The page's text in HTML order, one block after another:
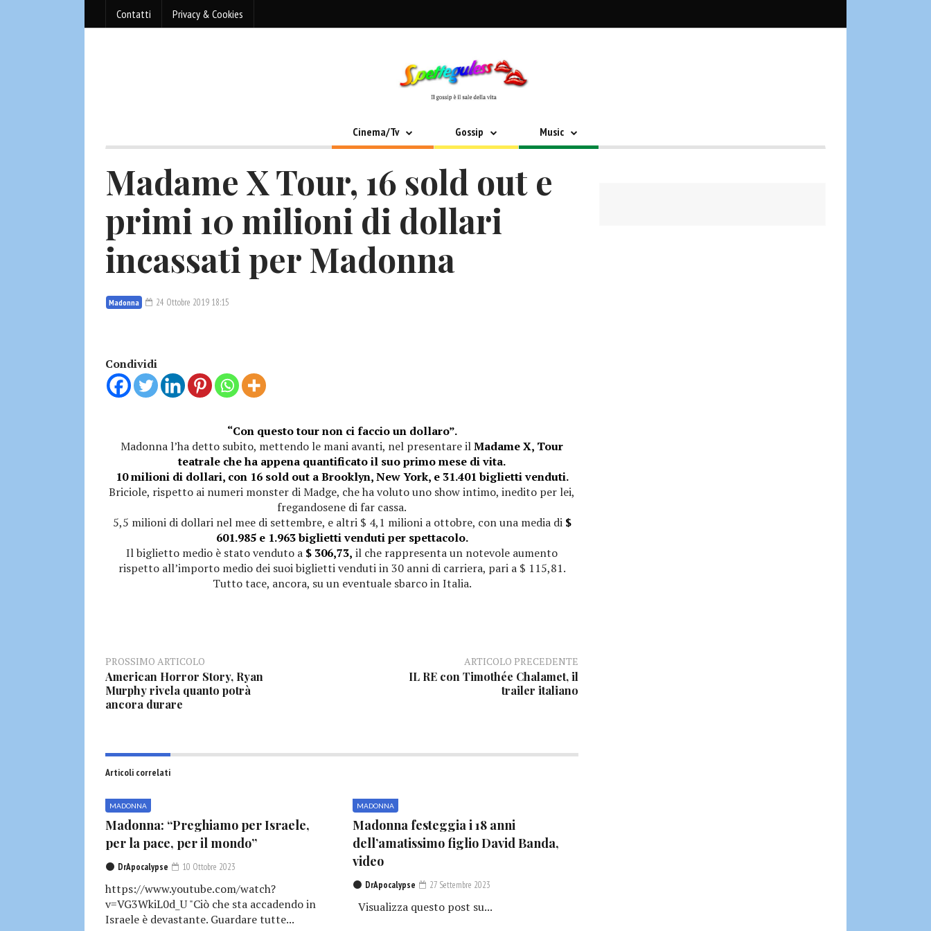
Contatti Privacy & Cookies
Cinema/Tv Gossip Music
Madame X Tour, 16 sold out e
primi 10 milioni di dollari
incassati per Madonna
Madonna 24 Ottobre 2019 18:15
Condividi
“Con questo tour non ci faccio un dollaro”.
Madonna l’ha detto subito, mettendo le mani avanti, nel presentare ilMadame X, Tour
teatrale che ha appena quantificato il suo primo mese di vita.
10 milioni di dollari, con 16 sold out a Brooklyn, New York, e 31.401 biglietti venduti.
Briciole, rispetto ai numeri monster di Madge, che ha voluto uno show intimo, inedito per lei,
fregandosene di far cassa.
5,5 milioni di dollari nel mee di settembre, e altri $ 4,1 milioni a ottobre, con una media di $
601.985 e 1.963 biglietti venduti per spettacolo.
Il biglietto medio è stato venduto a $ 306,73, il che rappresenta un notevole aumento
rispetto all’importo medio dei suoi biglietti venduti in 30 anni di carriera, pari a $ 115,81.
Tutto tace, ancora, su un eventuale sbarco in Italia.
PROSSIMO ARTICOLO
American Horror Story, Ryan
Murphy rivela quanto potrà
ancora durare
ARTICOLO PRECEDENTE
IL RE con Timothée Chalamet, il
trailer italiano
Articoli correlati
MADONNA
Madonna: “Preghiamo per Israele,
per la pace, per il mondo”
DrApocalypse 10 Ottobre 2023
https://www.youtube.com/watch?
v=VG3WkiL0d_U "Ciò che sta accadendo in
Israele è devastante. Guardare tutte...
MADONNA
Madonna festeggia i 18 anni
dell’amatissimo figlio David Banda,
video
DrApocalypse 27 Settembre 2023
Visualizza questo post su...